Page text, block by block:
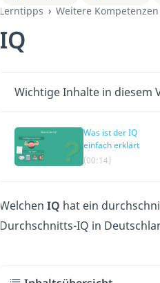
Lerntipps
Weitere Kompetenzen
IQ
Wichtige Inhalte in diesem
Was ist der IQ
einfach erklärt
(00:14)
WelchenIQ hat ein
Durchschnitts-IQ in